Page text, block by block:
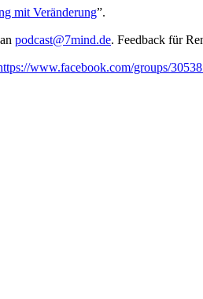
mit Veränderung”.
podcast@7mind.de. Feedback für
www.facebook.com/groups/